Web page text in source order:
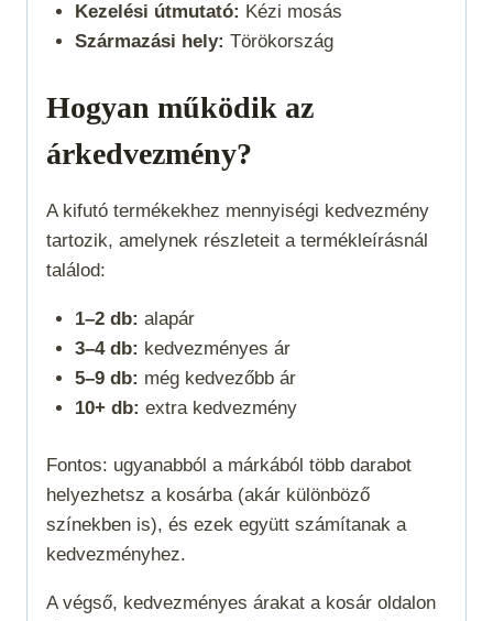
Kezelési útmutató: Kézi mosás
Származási hely: Törökország
Hogyan működik az
árkedvezmény?
A kifutó termékekhez mennyiségi kedvezmény
tartozik, amelynek részleteit a termékleírásnál
találod:
1–2 db: alapár
3–4 db: kedvezményes ár
5–9 db: még kedvezőbb ár
10+ db: extra kedvezmény
Fontos: ugyanabból a márkából több darabot
helyezhetsz a kosárba (akár különböző
színekben is), és ezek együtt számítanak a
kedvezményhez.
A végső, kedvezményes árakat a kosár oldalon